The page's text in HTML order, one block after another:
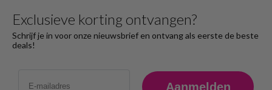
Exclusieve korting ontvangen?
Schrijf je in voor onze nieuwsbrief en ontvang als eerste de beste
deals!
Aanmelden